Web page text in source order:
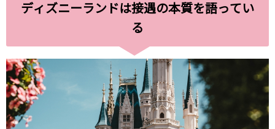
ディズニーランドは接遇の本質を語ってい
る